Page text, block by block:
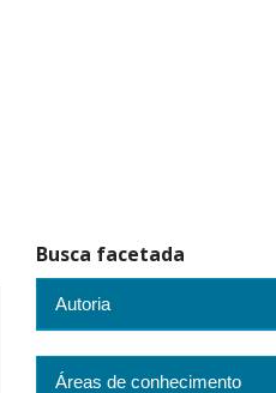
Busca facetada
Autoria
Áreas de conhecimento